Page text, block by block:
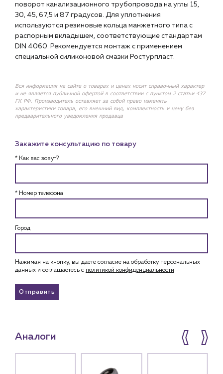
поворот канализационного трубопровода на углы 15,
30, 45, 67,5 и 87 градусов. Для уплотнения
используются резиновые кольца манжетного типа с
распорным вкладышем, соответствующие стандартам
DIN 4060. Рекомендуется монтаж с применением
специальной силиконовой смазки Ростурпласт.
Вся информация на сайте о товарах и ценах носит справочный характер
и не является публичной офертой в соответствии с пунктом 2 статьи 437
ГК РФ. Производитель оставляет за собой право изменять
характеристики товара, его внешний вид, комплектность и цену без
предварительного уведомления продавца
Закажите консультацию по товару
* Как вас зовут?
* Номер телефона
Город
Нажимая на кнопку, вы даете согласие на обработку персональных
данных и соглашаетесь c политикой конфиденциальности
Отправить
Аналоги